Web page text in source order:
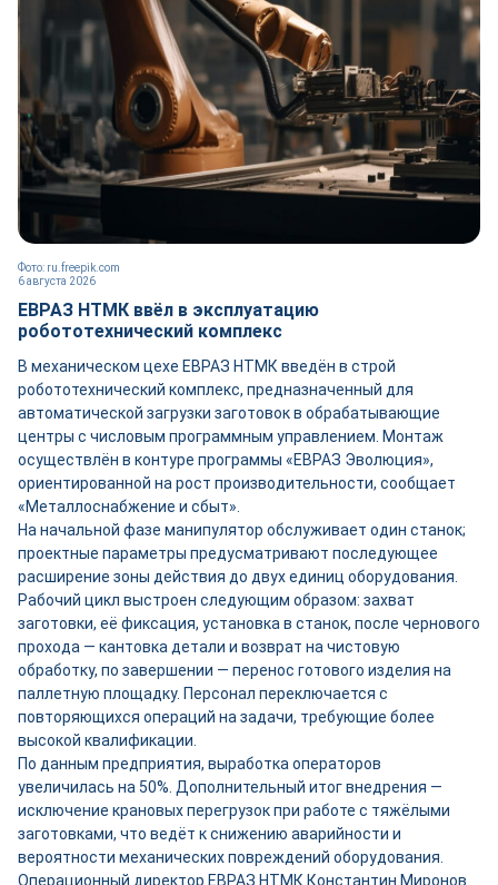
6 августа 2026
Фото: ru.freepik.com
ЕВРАЗ НТМК ввёл в эксплуатацию
робототехнический комплекс
В механическом цехе ЕВРАЗ НТМК введён в строй
робототехнический комплекс, предназначенный для
автоматической загрузки заготовок в обрабатывающие
центры с числовым программным управлением. Монтаж
осуществлён в контуре программы «ЕВРАЗ Эволюция»,
ориентированной на рост производительности, сообщает
«Металлоснабжение и сбыт».
На начальной фазе манипулятор обслуживает один станок;
проектные параметры предусматривают последующее
расширение зоны действия до двух единиц оборудования.
Рабочий цикл выстроен следующим образом: захват
заготовки, её фиксация, установка в станок, после чернового
прохода — кантовка детали и возврат на чистовую
обработку, по завершении — перенос готового изделия на
паллетную площадку. Персонал переключается с
повторяющихся операций на задачи, требующие более
высокой квалификации.
По данным предприятия, выработка операторов
увеличилась на 50%. Дополнительный итог внедрения —
исключение крановых перегрузок при работе с тяжёлыми
заготовками, что ведёт к снижению аварийности и
вероятности механических повреждений оборудования.
Операционный директор ЕВРАЗ НТМК Константин Миронов